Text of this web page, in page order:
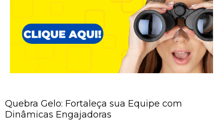
Quebra Gelo: Fortaleça sua Equipe com
Dinâmicas Engajadoras